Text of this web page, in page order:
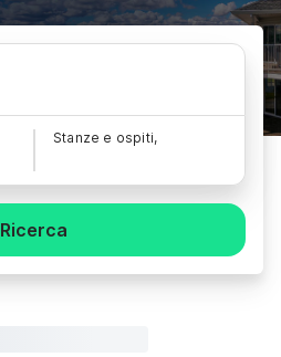
Stanze e ospiti,
Ricerca